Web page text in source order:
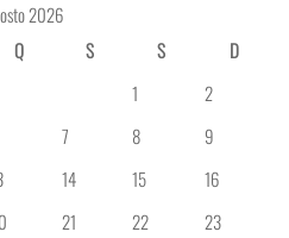
2026
Q S S
D
1
2
7 8
9
14 15
16
21 22
23